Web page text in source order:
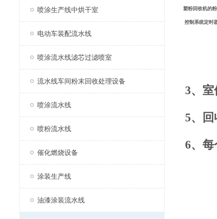
喷涂生产线中烘干室
电动车装配流水线
喷涂流水线滤芯过滤喷室
流水线车间粉末回收处理设备
喷涂流水线
喷粉流水线
催化燃烧设备
涂装生产线
油漆涂装流水线
塑粉回收机的
控制系统定时
3、
5、
6、